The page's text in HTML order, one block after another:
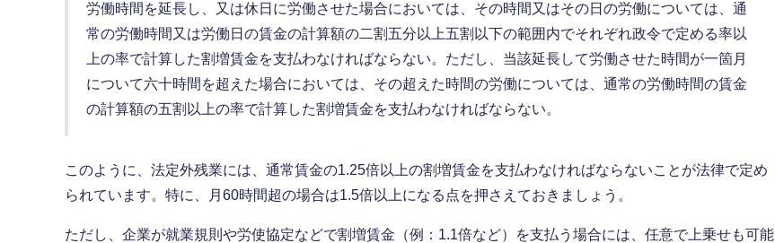
労働時間を延長し、又は休日に労働させた場合においては、その時間又はその日の労働については、通
常の労働時間又は労働日の賃金の計算額の二割五分以上五割以下の範囲内でそれぞれ政令で定める率以
上の率で計算した割増賃金を支払わなければならない。ただし、当該延長して労働させた時間が一箇月
について六十時間を超えた場合においては、その超えた時間の労働については、通常の労働時間の賃金
の計算額の五割以上の率で計算した割増賃金を支払わなければならない。
このように、法定外残業には、通常賃金の1.25倍以上の割増賃金を支払わなければならないことが法律で定め
られています。特に、月60時間超の場合は1.5倍以上になる点を押さえておきましょう。
ただし、企業が就業規則や労使協定などで割増賃金（例：1.1倍など）を支払う場合には、任意で上乗せも可能